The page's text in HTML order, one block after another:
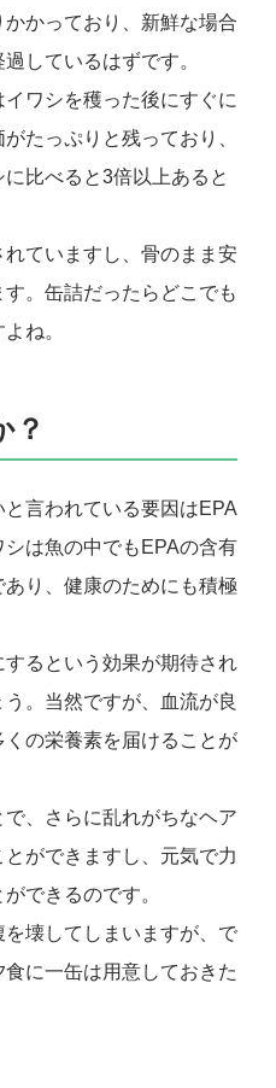
かっており、新鮮な場合
しているはずです。
ワシを穫った後にすぐに
たっぷりと残っており、
比べると3倍以上あると
ていますし、骨のまま安
。缶詰だったらどこでも
ね。
？
言われている要因はEPA
は魚の中でもEPAの含有
り、健康のためにも積極
るという効果が期待され
。当然ですが、血流が良
の栄養素を届けることが
、さらに乱れがちなヘア
ができますし、元気で力
できるのです。
壊してしまいますが、で
に一缶は用意しておきた